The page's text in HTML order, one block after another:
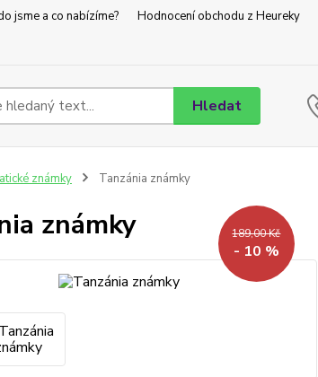
jsme a co nabízíme? Hodnocení obchodu z Heureky
Hledat
známky Tanzánia známky
známky 189,00 Kč
- 10 %